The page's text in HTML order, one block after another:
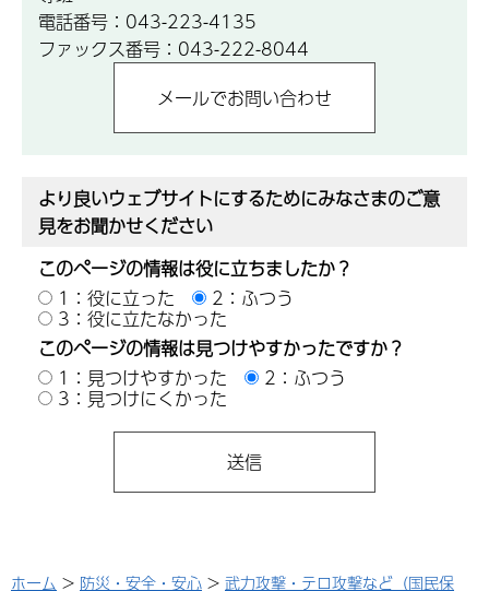
電話番号：043-223-4135
ファックス番号：043-222-8044
より良いウェブサイトにするためにみなさまのご意
見をお聞かせください
このページの情報は役に立ちましたか？
1：役に立った
2：ふつう
3：役に立たなかった
このページの情報は見つけやすかったですか？
1：見つけやすかった
2：ふつう
3：見つけにくかった
ホーム > 防災・安全・安心 > 武力攻撃・テロ攻撃など（国民保